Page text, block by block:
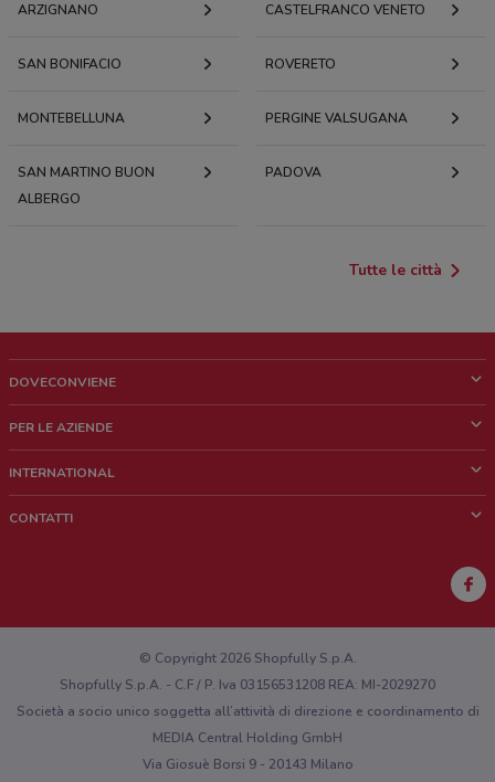
ARZIGNANO CASTELFRANCO VENETO
SAN BONIFACIO ROVERETO
MONTEBELLUNA PERGINE VALSUGANA
SAN MARTINO BUON
ALBERGO
PADOVA
Tutte le città
DOVECONVIENE
Chi siamo
Lavora con noi
PER LE AZIENDE
Richieste commerciali e marketing
INTERNATIONAL
CONTATTI
Hai un malfunzionamento sul web o sull'app?
© Copyright 2026 Shopfully S.p.A.
Shopfully S.p.A. - C.F / P. Iva 03156531208 REA: MI-2029270
Società a socio unico soggetta all’attività di direzione e coordinamento di
MEDIA Central Holding GmbH
Via Giosuè Borsi 9 - 20143 Milano